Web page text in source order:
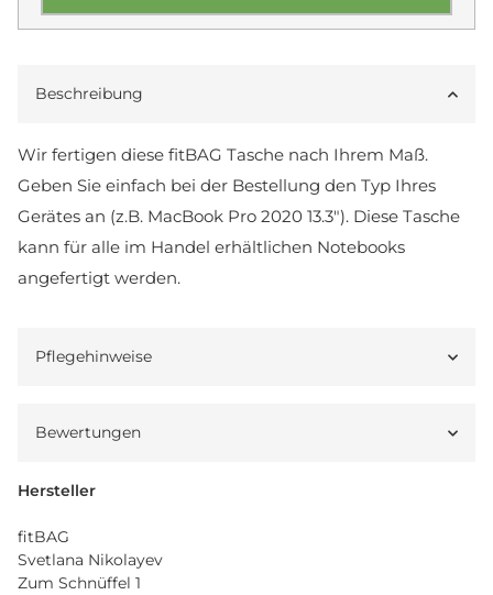
Beschreibung
Wir fertigen diese fitBAG Tasche nach Ihrem Maß.
Geben Sie einfach bei der Bestellung den Typ Ihres
Gerätes an (z.B. MacBook Pro 2020 13.3"). Diese Tasche
kann für alle im Handel erhältlichen Notebooks
angefertigt werden.
Pflegehinweise
Bewertungen
Hersteller
fitBAG
Svetlana Nikolayev
Zum Schnüffel 1